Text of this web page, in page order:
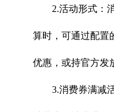
2.活动形式：
算时，可通过配置
优惠，或持官方发
3.消费券满减